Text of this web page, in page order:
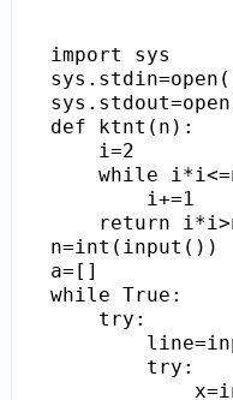
import sys
def ktnt(n):
    i=2
while
        i+=1
return
n=int(input())
a=[]
while True:
    try:
        try: